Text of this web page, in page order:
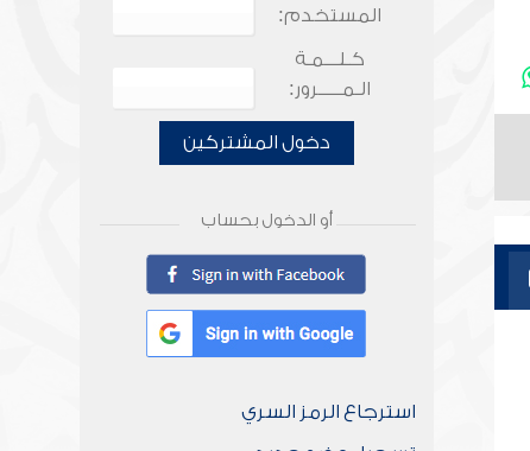
المستخدم:
كـلـــمـة
الـمـــــرور:
دخول المشتركين
أو الدخول بحساب
استرجاع الرمز السري